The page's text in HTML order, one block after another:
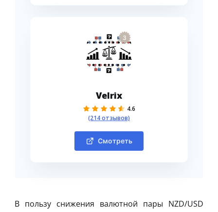
3
Velrix
4.6
(214 отзывов)
Смотреть
В пользу снижения валютной пары NZD/USD